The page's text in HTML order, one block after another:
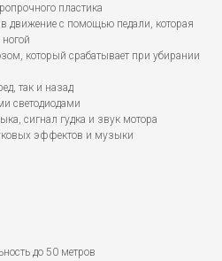
пластика
движение с помощью педали, которая
который срабатывает при убирании
так и назад
светодиодами
сигнал гудка и звук мотора
эффектов и музыки
до 50 метров